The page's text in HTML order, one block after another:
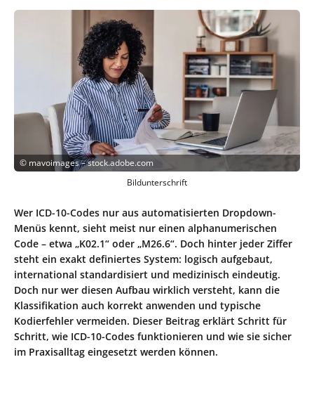
© mavoimages – stock.adobe.com
Bildunterschrift
Wer ICD-10-Codes nur aus automatisierten Dropdown-
Menüs kennt, sieht meist nur einen alphanumerischen
Code – etwa „K02.1“ oder „M26.6“. Doch hinter jeder Ziffer
steht ein exakt definiertes System: logisch aufgebaut,
international standardisiert und medizinisch eindeutig.
Doch nur wer diesen Aufbau wirklich versteht, kann die
Klassifikation auch korrekt anwenden und typische
Kodierfehler vermeiden. Dieser Beitrag erklärt Schritt für
Schritt, wie ICD-10-Codes funktionieren und wie sie sicher
im Praxisalltag eingesetzt werden können.